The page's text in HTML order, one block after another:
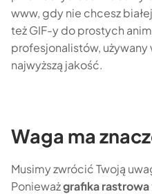
www, gdy nie chcesz
też GIF-y do prostych
profesjonalistów, używany
najwyższą jakość.
Waga ma
Musimy zwrócić Twoją
Ponieważgrafika rastrowa